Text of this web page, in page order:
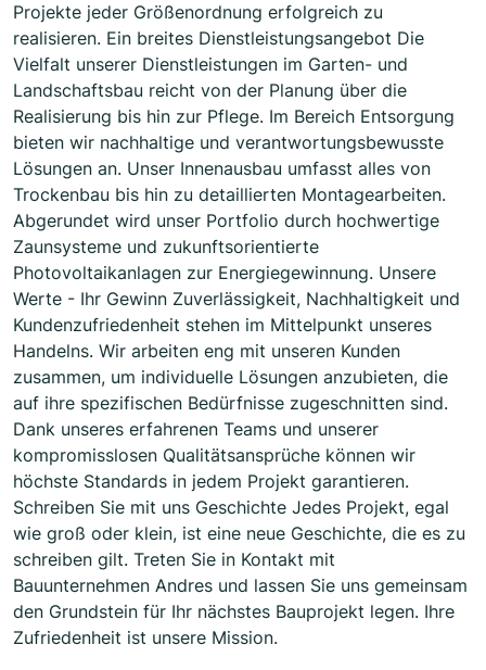
Projekte jeder Größenordnung erfolgreich zu
realisieren. Ein breites Dienstleistungsangebot Die
Vielfalt unserer Dienstleistungen im Garten- und
Landschaftsbau reicht von der Planung über die
Realisierung bis hin zur Pflege. Im Bereich Entsorgung
bieten wir nachhaltige und verantwortungsbewusste
Lösungen an. Unser Innenausbau umfasst alles von
Trockenbau bis hin zu detaillierten Montagearbeiten.
Abgerundet wird unser Portfolio durch hochwertige
Zaunsysteme und zukunftsorientierte
Photovoltaikanlagen zur Energiegewinnung. Unsere
Werte - Ihr Gewinn Zuverlässigkeit, Nachhaltigkeit und
Kundenzufriedenheit stehen im Mittelpunkt unseres
Handelns. Wir arbeiten eng mit unseren Kunden
zusammen, um individuelle Lösungen anzubieten, die
auf ihre spezifischen Bedürfnisse zugeschnitten sind.
Dank unseres erfahrenen Teams und unserer
kompromisslosen Qualitätsansprüche können wir
höchste Standards in jedem Projekt garantieren.
Schreiben Sie mit uns Geschichte Jedes Projekt, egal
wie groß oder klein, ist eine neue Geschichte, die es zu
schreiben gilt. Treten Sie in Kontakt mit
Bauunternehmen Andres und lassen Sie uns gemeinsam
den Grundstein für Ihr nächstes Bauprojekt legen. Ihre
Zufriedenheit ist unsere Mission.